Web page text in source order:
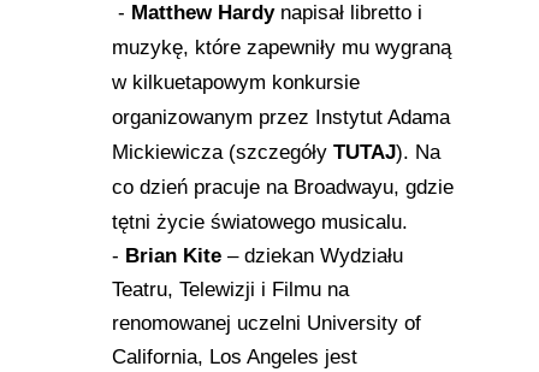
- Matthew Hardynapisał libretto i
muzykę, które zapewniły mu wygraną
w kilkuetapowym konkursie
organizowanym przez Instytut Adama
Mickiewicza (szczegóły TUTAJ). Na
co dzień pracuje na Broadwayu, gdzie
tętni życie światowego musicalu.
- Brian Kite – dziekan Wydziału
Teatru, Telewizji i Filmu na
renomowanej uczelni University of
California, Los Angeles jest